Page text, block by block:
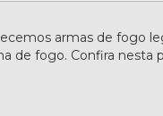
armas de fogo
de fogo. Confira